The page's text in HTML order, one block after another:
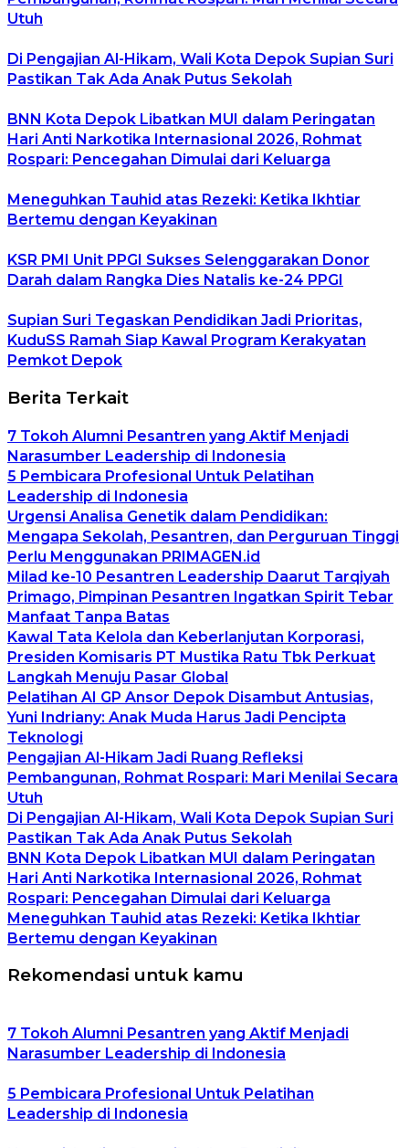
Utuh
Di Pengajian Al-Hikam, Wali Kota Depok Supian Suri
Pastikan Tak Ada Anak Putus Sekolah
BNN Kota Depok Libatkan MUI dalam Peringatan
Hari Anti Narkotika Internasional 2026, Rohmat
Rospari: Pencegahan Dimulai dari Keluarga
Meneguhkan Tauhid atas Rezeki: Ketika Ikhtiar
Bertemu dengan Keyakinan
KSR PMI Unit PPGI Sukses Selenggarakan Donor
Darah dalam Rangka Dies Natalis ke-24 PPGI
Supian Suri Tegaskan Pendidikan Jadi Prioritas,
KuduSS Ramah Siap Kawal Program Kerakyatan
Pemkot Depok
Berita Terkait
7 Tokoh Alumni Pesantren yang Aktif Menjadi
Narasumber Leadership di Indonesia
5 Pembicara Profesional Untuk Pelatihan
Leadership di Indonesia
Urgensi Analisa Genetik dalam Pendidikan:
Mengapa Sekolah, Pesantren, dan Perguruan Tinggi
Perlu Menggunakan PRIMAGEN.id
Milad ke-10 Pesantren Leadership Daarut Tarqiyah
Primago, Pimpinan Pesantren Ingatkan Spirit Tebar
Manfaat Tanpa Batas
Kawal Tata Kelola dan Keberlanjutan Korporasi,
Presiden Komisaris PT Mustika Ratu Tbk Perkuat
Langkah Menuju Pasar Global
Pelatihan AI GP Ansor Depok Disambut Antusias,
Yuni Indriany: Anak Muda Harus Jadi Pencipta
Teknologi
Pengajian Al-Hikam Jadi Ruang Refleksi
Pembangunan, Rohmat Rospari: Mari Menilai Secara
Utuh
Di Pengajian Al-Hikam, Wali Kota Depok Supian Suri
Pastikan Tak Ada Anak Putus Sekolah
BNN Kota Depok Libatkan MUI dalam Peringatan
Hari Anti Narkotika Internasional 2026, Rohmat
Rospari: Pencegahan Dimulai dari Keluarga
Meneguhkan Tauhid atas Rezeki: Ketika Ikhtiar
Bertemu dengan Keyakinan
Rekomendasi untuk kamu
7 Tokoh Alumni Pesantren yang Aktif Menjadi
Narasumber Leadership di Indonesia
5 Pembicara Profesional Untuk Pelatihan
Leadership di Indonesia